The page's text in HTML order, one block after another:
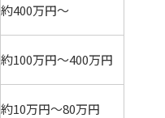
約400万円～
約100万円～400万円
約10万円～80万円